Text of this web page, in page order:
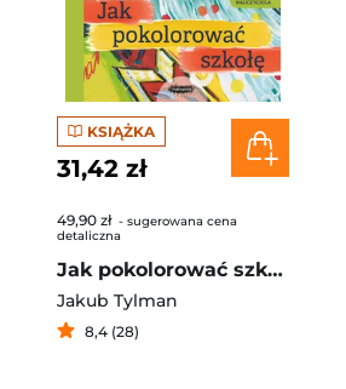
KSIĄŻKA
31,42 zł
49,90 zł - sugerowana cena
detaliczna
Jak pokolorować szkołę
Jakub Tylman
8,4 (28)